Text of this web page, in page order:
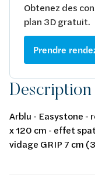
Obtenez des
plan 3D gratuit.
Prendre
Description
Arblu - Easystone -
x 120 cm - effet
vidage GRIP 7 cm